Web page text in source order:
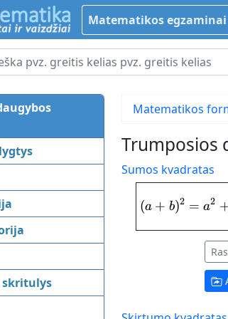
Matematikos egzaminai
Matematikos
Trumposios
Sumos kvadratas
(a + b)2 = a2